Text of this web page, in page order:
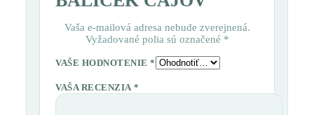
Vaša e-mailová adresa nebude zverejnená.
Vyžadované polia sú označené *
VAŠE HODNOTENIE *
VAŠA RECENZIA *